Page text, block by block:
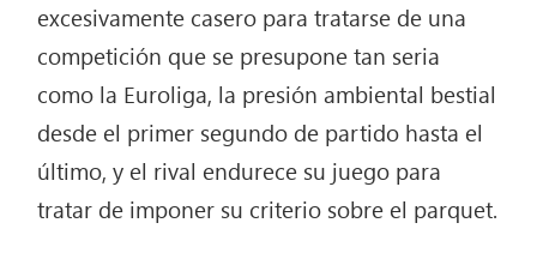
excesivamente casero para tratarse de una
competición que se presupone tan seria
como la Euroliga, la presión ambiental bestial
desde el primer segundo de partido hasta el
último, y el rival endurece su juego para
tratar de imponer su criterio sobre el parquet.